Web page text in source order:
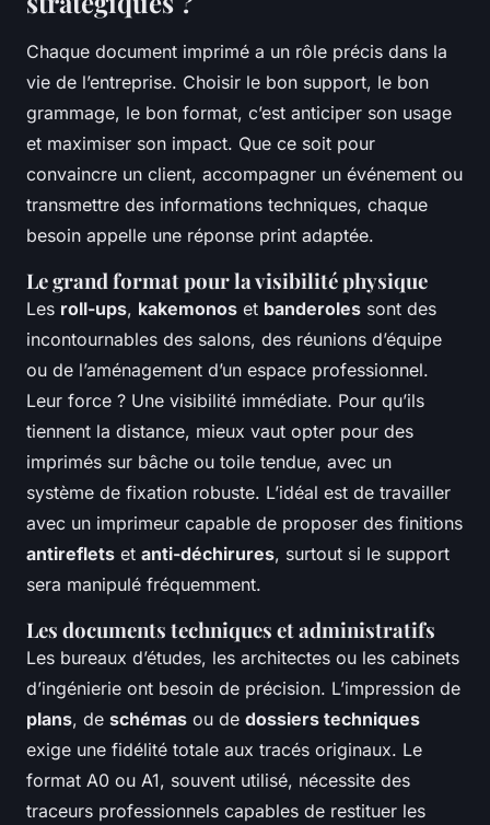
Chaque document imprimé a un rôle précis dans la
vie de l’entreprise. Choisir le bon support, le bon
grammage, le bon format, c’est anticiper son usage
et maximiser son impact. Que ce soit pour
convaincre un client, accompagner un événement ou
transmettre des informations techniques, chaque
besoin appelle une réponse print adaptée.
Le grand format pour la visibilité physique
Les roll-ups, kakemonos et banderoles sont des
incontournables des salons, des réunions d’équipe
ou de l’aménagement d’un espace professionnel.
Leur force ? Une visibilité immédiate. Pour qu’ils
tiennent la distance, mieux vaut opter pour des
imprimés sur bâche ou toile tendue, avec un
système de fixation robuste. L’idéal est de travailler
avec un imprimeur capable de proposer des finitions
antireflets et anti-déchirures, surtout si le support
sera manipulé fréquemment.
Les documents techniques et administratifs
Les bureaux d’études, les architectes ou les cabinets
d’ingénierie ont besoin de précision. L’impression de
plans, de schémas ou de dossiers techniques
exige une fidélité totale aux tracés originaux. Le
format A0 ou A1, souvent utilisé, nécessite des
traceurs professionnels capables de restituer les